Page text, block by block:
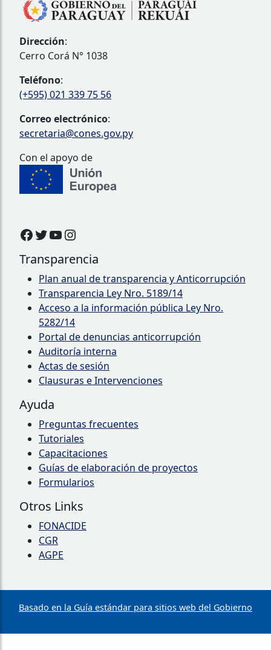
Dirección:
Cerro Corá N° 1038
Teléfono:
(+595) 021 339 75 56
Correo electrónico:
secretaria@cones.gov.py
Con el apoyo de
Facebook
Twitter
YouTube
Instagram
Transparencia
Plan anual de transparencia y Anticorrupción
Transparencia Ley Nro. 5189/14
Acceso a la información pública Ley Nro.
5282/14
Portal de denuncias anticorrupción
Auditoría interna
Actas de sesión
Clausuras e Intervenciones
Ayuda
Preguntas frecuentes
Tutoriales
Capacitaciones
Guías de elaboración de proyectos
Formularios
Otros Links
FONACIDE
CGR
AGPE
Basado en la Guía estándar para sitios web del Gobierno